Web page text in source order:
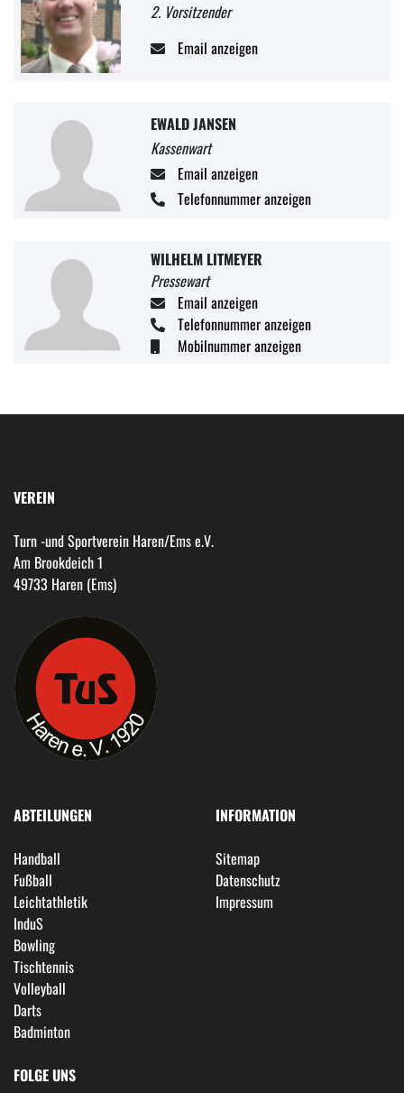
2. Vorsitzender
Email anzeigen
EWALD JANSEN
Kassenwart
Email anzeigen
Telefonnummer anzeigen
WILHELM LITMEYER
Pressewart
Email anzeigen
Telefonnummer anzeigen
Mobilnummer anzeigen
VEREIN
Turn -und Sportverein Haren/Ems e.V.
Am Brookdeich 1
49733 Haren (Ems)
ABTEILUNGEN
Handball
Fußball
Leichtathletik
InduS
Bowling
Tischtennis
Volleyball
Darts
Badminton
INFORMATION
Sitemap
Datenschutz
Impressum
FOLGE UNS